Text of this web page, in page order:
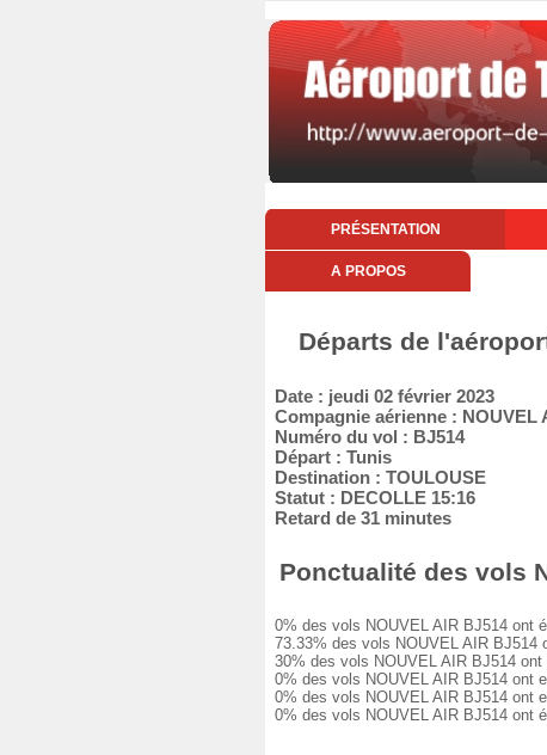
PRÉSENTATION
A PROPOS
Départs de
Date : jeudi 02 février 2023
Compagnie aérienne : NOUVEL
Numéro du vol : BJ514
Départ : Tunis
Destination : TOULOUSE
Statut : DECOLLE 15:16
Retard de 31 minutes
Ponctualité des vols
0% des vols NOUVEL AIR BJ514 ont
73.33% des vols NOUVEL AIR BJ514
30% des vols NOUVEL AIR BJ514
0% des vols NOUVEL AIR BJ514 ont
0% des vols NOUVEL AIR BJ514 ont
0% des vols NOUVEL AIR BJ514 ont